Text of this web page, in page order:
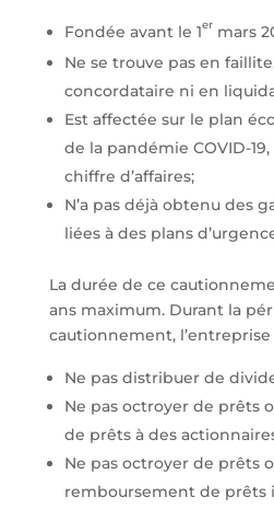
Fondée avant le 1er mars
Ne se trouve pas en
concordataire ni en
Est affectée sur le plan
de la pandémie COVID-
chiffre d’affaires;
N’a pas déjà obtenu des
liées à des plans
La durée de ce
ans maximum. Durant la
cautionnement, l’entreprise
Ne pas distribuer de
Ne pas octroyer de prêts
de prêts à des
Ne pas octroyer de prêts
remboursement de prêts